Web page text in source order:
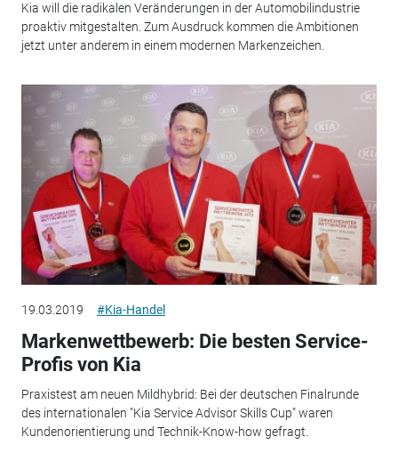
Kia will die radikalen Veränderungen in der Automobilindustrie
proaktiv mitgestalten. Zum Ausdruck kommen die Ambitionen
jetzt unter anderem in einem modernen Markenzeichen.
19.03.2019 #Kia-Handel
Markenwettbewerb: Die besten Service-
Profis von Kia
Praxistest am neuen Mildhybrid: Bei der deutschen Finalrunde
des internationalen "Kia Service Advisor Skills Cup" waren
Kundenorientierung und Technik-Know-how gefragt.